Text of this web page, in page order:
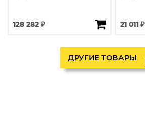
128 282 ₽ 21 011 ₽
ДРУГИЕ ТОВАРЫ